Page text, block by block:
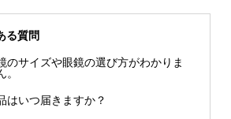
る質問
のサイズや眼鏡の選び方がわかりま
。
はいつ届きますか？